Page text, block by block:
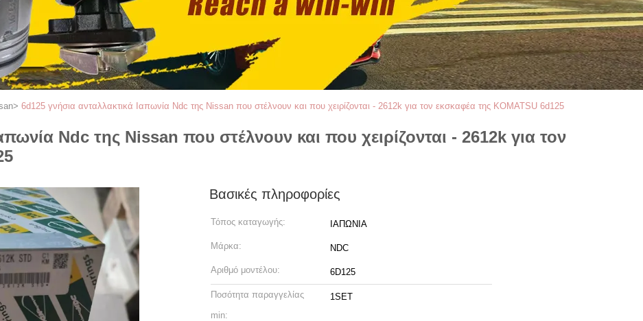
> 6d125 γνήσια ανταλλακτικά Ιαπωνία Ndc της Nissan που στέλνουν και που χειρίζονται - 2612k για τον εκσκαφέα της KOMATSU 6d125
Ndc της Nissan που στέλνουν και που χειρίζονται - 2612k για τον
Βασικές πληροφορίες
Τόπος καταγωγής: ΙΑΠΩΝΙΑ
Μάρκα: NDC
Αριθμό μοντέλου: 6D125
Ποσότητα παραγγελίας
min:
1SET